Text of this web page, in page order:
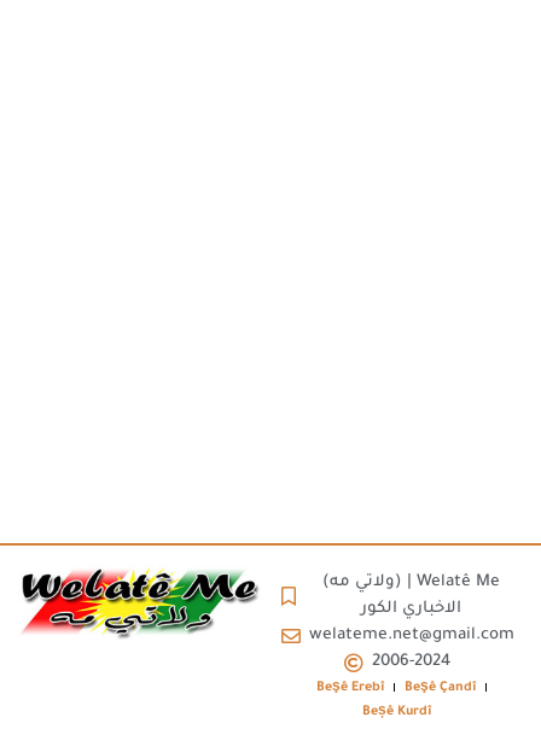
(ولاتي مه) | Welatê Me
الاخباري الكور
welateme.net@gmail.com
2006-2024
Beşê Erebî
Beşê Çandî
Beșê Kurdî